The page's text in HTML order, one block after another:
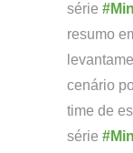
série
resumo
cenário
time de
série